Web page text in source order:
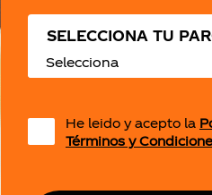
SELECCIONA TU
Selecciona
He leido y acepto la
Términos y
cookies desde la sección